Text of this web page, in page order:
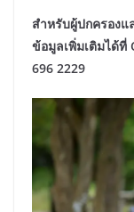
สำหรับผู้ปกครอง
ข้อมูลเพิ่มเติมได้ที่
696 2229